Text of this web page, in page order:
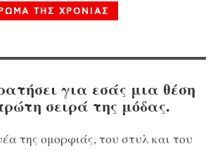
ΤΗΣ ΧΡΟΝΙΑΣ
για εσάς μια θέση
σειρά της μόδας.
της ομορφιάς, του στυλ και του